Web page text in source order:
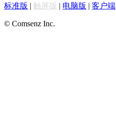
标准版 | 触屏版 | 电脑版 | 客户端
© Comsenz Inc.